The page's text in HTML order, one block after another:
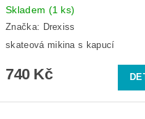
Skladem (1 ks)
Značka: Drexiss
skateová mikina s kapucí
740 Kč